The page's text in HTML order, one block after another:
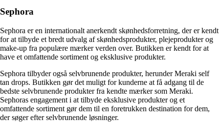
Sephora
Sephora er en internationalt anerkendt skønhedsforretning, der er kendt
for at tilbyde et bredt udvalg af skønhedsprodukter, plejeprodukter og
make-up fra populære mærker verden over. Butikken er kendt for at
have et omfattende sortiment og eksklusive produkter.
Sephora tilbyder også selvbrunende produkter, herunder Meraki self
tan drops. Butikken gør det muligt for kunderne at få adgang til de
bedste selvbrunende produkter fra kendte mærker som Meraki.
Sephoras engagement i at tilbyde eksklusive produkter og et
omfattende sortiment gør dem til en foretrukken destination for dem,
der søger efter selvbrunende løsninger.